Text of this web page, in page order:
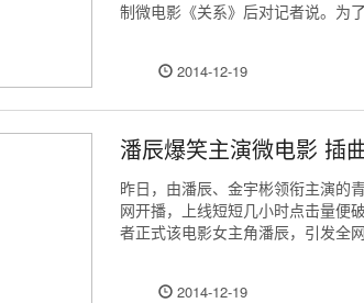
制微电影《关系》后对记者说。为
2014-12-19
潘辰爆笑主演微电影 插
昨日，由潘辰、金宇彬领衔主演的
网开播，上线短短几小时点击量便
者正式该电影女主角潘辰，引发全
2014-12-19